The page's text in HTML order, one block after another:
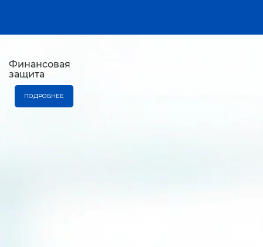
Финансовая
защита
ПОДРОБНЕЕ